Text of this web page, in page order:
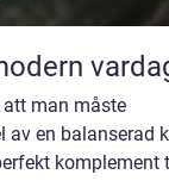
i modern
man måste
av en balanserad
komplement